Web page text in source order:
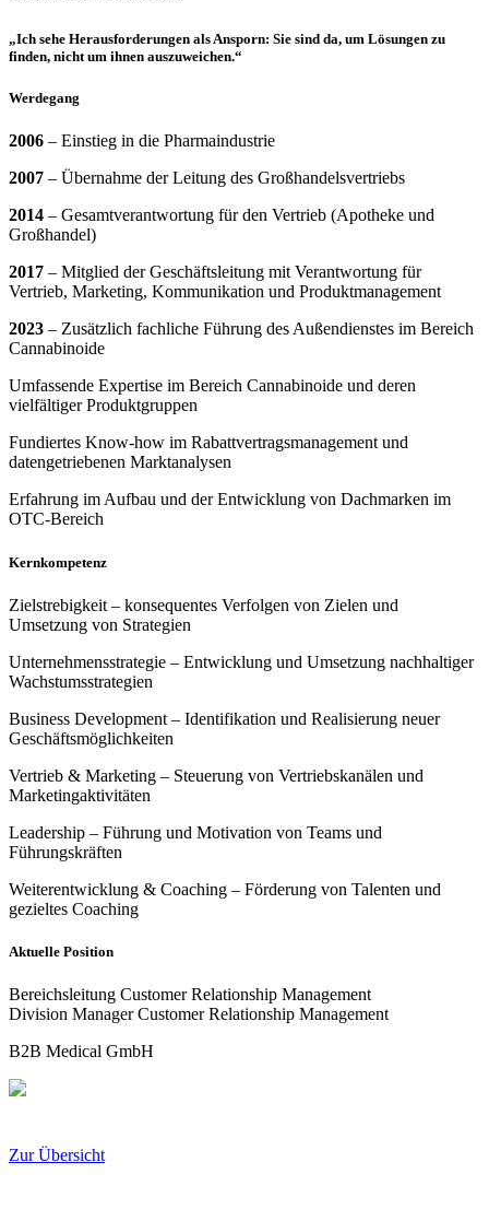
„Ich sehe Herausforderungen als Ansporn: Sie sind da, um Lösungen zu
finden, nicht um ihnen auszuweichen.“
Werdegang
2006 – Einstieg in die Pharmaindustrie
2007 – Übernahme der Leitung des Großhandelsvertriebs
2014 – Gesamtverantwortung für den Vertrieb (Apotheke und
Großhandel)
2017 – Mitglied der Geschäftsleitung mit Verantwortung für
Vertrieb, Marketing, Kommunikation und Produktmanagement
2023 – Zusätzlich fachliche Führung des Außendienstes im Bereich
Cannabinoide
Umfassende Expertise im Bereich Cannabinoide und deren
vielfältiger Produktgruppen
Fundiertes Know-how im Rabattvertragsmanagement und
datengetriebenen Marktanalysen
Erfahrung im Aufbau und der Entwicklung von Dachmarken im
OTC-Bereich
Kernkompetenz
Zielstrebigkeit – konsequentes Verfolgen von Zielen und
Umsetzung von Strategien
Unternehmensstrategie – Entwicklung und Umsetzung nachhaltiger
Wachstumsstrategien
Business Development – Identifikation und Realisierung neuer
Geschäftsmöglichkeiten
Vertrieb & Marketing – Steuerung von Vertriebskanälen und
Marketingaktivitäten
Leadership – Führung und Motivation von Teams und
Führungskräften
Weiterentwicklung & Coaching – Förderung von Talenten und
gezieltes Coaching
Aktuelle Position
Bereichsleitung Customer Relationship Management
Division Manager Customer Relationship Management
B2B Medical GmbH
Zur Übersicht